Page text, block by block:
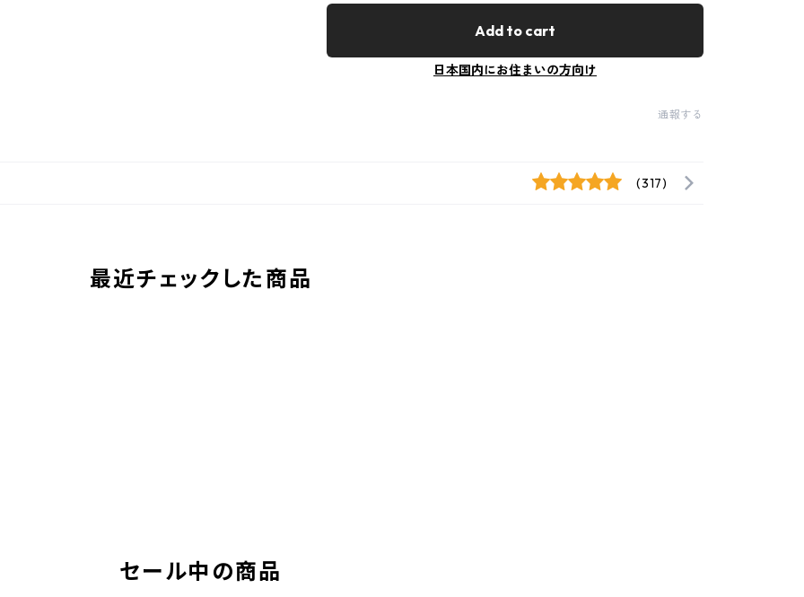
Add to cart
日本国内にお住まいの方向け
通報する
(317)
最近チェックした商品
セール中の商品